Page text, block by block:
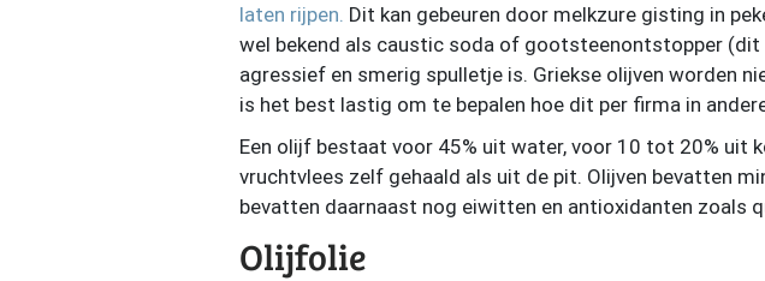
laten rijpen. Dit kan gebeuren door melkzure gisting in
wel bekend als caustic soda of gootsteenontstopper
agressief en smerig spulletje is. Griekse olijven worden
is het best lastig om te bepalen hoe dit per firma in
Een olijf bestaat voor 45% uit water, voor 10 tot 20% uit
vruchtvlees zelf gehaald als uit de pit. Olijven bevatten
bevatten daarnaast nog eiwitten en antioxidanten zoals
Olijfolie